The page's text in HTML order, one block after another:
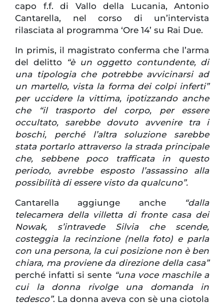
capo f.f. di Vallo della Lucania, Antonio
Cantarella, nel corso di un’intervista
rilasciata al programma ‘Ore 14’ su Rai Due.
In primis, il magistrato conferma che l’arma
del delitto
“è un oggetto contundente, di
una tipologia che potrebbe avvicinarsi ad
un martello, vista la forma dei colpi inferti”
per uccidere la vittima, ipotizzando anche
che “il trasporto del corpo, per essere
occultato, sarebbe dovuto avvenire tra i
boschi, perché l’altra soluzione sarebbe
stata portarlo attraverso la strada principale
che, sebbene poco trafficata in questo
periodo, avrebbe esposto l’assassino alla
possibilità di essere visto da qualcuno”.
Cantarella aggiunge anche
“dalla
telecamera della villetta di fronte casa dei
Nowak, s’intravede Silvia che scende,
costeggia la recinzione (nella foto) e parla
con una persona, la cui posizione non è ben
chiara, ma proviene da direzione della casa”
perché infatti si sente “una voce maschile a
cui la donna rivolge una domanda in
tedesco”. La donna aveva con sè una ciotola